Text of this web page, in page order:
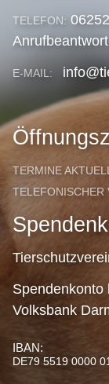
TELEFON:
E-MAIL:
TERMINE
TELEFONISCHER
Spendenkonto
Volksbank
IBAN:
DE79 5519 0000